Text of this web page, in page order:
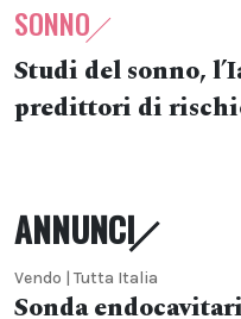
SONNO
Studi del sonno,
predittori di
ANNUNCI
Vendo | Tutta Italia
Sonda